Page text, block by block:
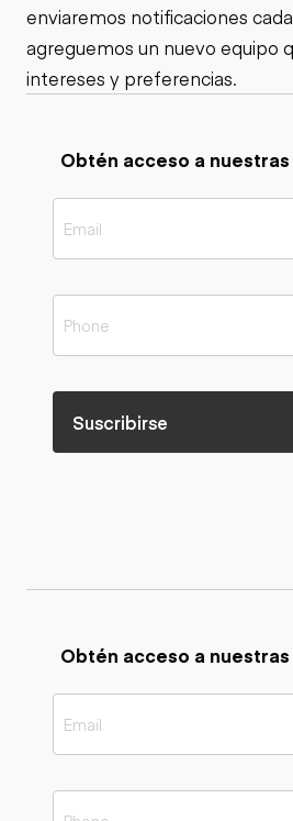
enviaremos notificaciones
agreguemos un nuevo equipo
intereses y preferencias.
Obtén acceso a
Suscribirse
Obtén acceso a